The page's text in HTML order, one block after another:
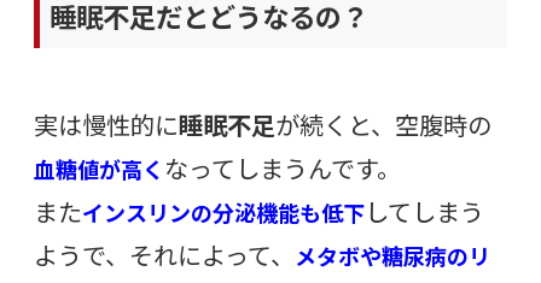
睡眠不足だとどうなるの？
実は慢性的に睡眠不足が続くと、空腹時の
血糖値が高く なってしまうんです。
またインスリンの分泌機能も低下 してしまう
ようで、それによって、
メタボや糖尿病のリ